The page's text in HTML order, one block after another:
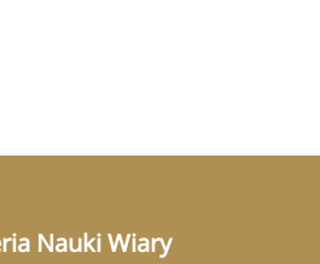
Nauki Wiary